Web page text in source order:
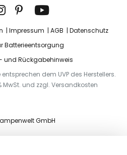
Impressum AGB
Datenschutz
Batterieentsorgung
und Rückgabehinweis
dem UVP des Herstellers.
MwSt. und zzgl. Versandkosten
GmbH